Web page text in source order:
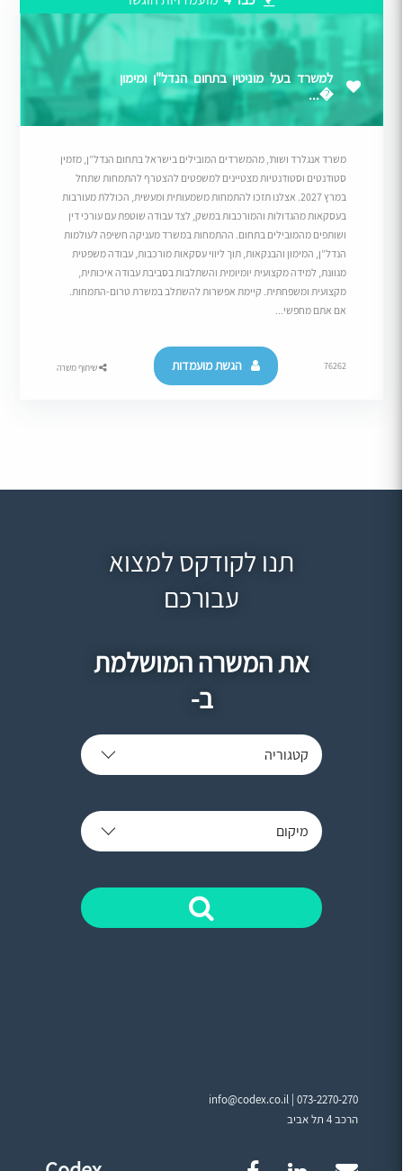
למשרד בעל מוניטין בתחום הנדל"ן ומימון
�...
משרד אנגלרד ושות’, מהמשרדים המובילים בישראל בתחום הנדל”ן, מזמין
סטודנטים וסטודנטיות מצטיינים למשפטים להצטרף להתמחות שתחל
במרץ 2027. אצלנו תזכו להתמחות משמעותית ומעשית, הכוללת מעורבות
בעסקאות מהגדולות והמורכבות במשק, לצד עבודה שוטפת עם עורכי דין
ושותפים מהמובילים בתחום. ההתמחות במשרד מעניקה חשיפה לעולמות
הנדל”ן, המימון והבנקאות, תוך ליווי עסקאות מורכבות, עבודה משפטית
מגוונת, למידה מקצועית יומיומית והשתלבות בסביבת עבודה איכותית,
מקצועית ומשפחתית. קיימת אפשרות להשתלב במשרת טרום-התמחות.
אם אתם מחפשי...
76262 הגשת מועמדות שיתוף משרה
תנו לקודקס למצוא
עבורכם
את המשרה המושלמת
ב-
קטגוריה
מיקום
info@codex.co.il |073-2270-270
הרכב 4 תל אביב